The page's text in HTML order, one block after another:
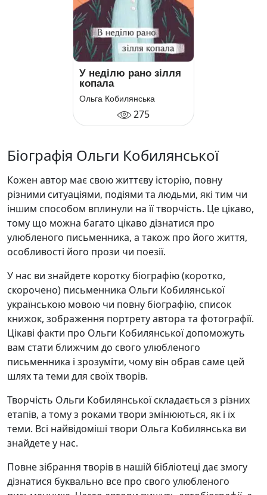
У неділю рано зілля
копала
Ольга Кобилянська
275
Біографія Ольги Кобилянської
Кожен автор має свою життєву історію, повну
різними ситуаціями, подіями та людьми, які тим чи
іншим способом вплинули на її творчість. Це цікаво,
тому що можна багато цікаво дізнатися про
улюбленого письменника, а також про його життя,
особливості його прози чи поезії.
У нас ви знайдете коротку біографію (коротко,
скорочено) письменника Ольги Кобилянської
українською мовою чи повну біографію, список
книжок, зображення портрету автора та фотографії.
Цікаві факти про Ольги Кобилянської допоможуть
вам стати ближчим до свого улюбленого
письменника і зрозуміти, чому він обрав саме цей
шлях та теми для своїх творів.
Творчість Ольги Кобилянської складається з різних
етапів, а тому з роками твори змінюються, як і їх
теми. Всі найвідоміші твори Ольга Кобилянська ви
знайдете у нас.
Повне зібрання творів в нашій бібліотеці дає змогу
дізнатися буквально все про свого улюбленого